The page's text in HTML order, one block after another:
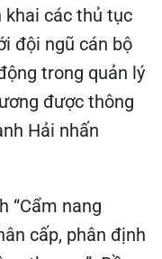
khai các thủ tục
đội ngũ cán bộ
trong quản lý
được thông
Hải nhấn
“Cẩm nang
cấp, phân định